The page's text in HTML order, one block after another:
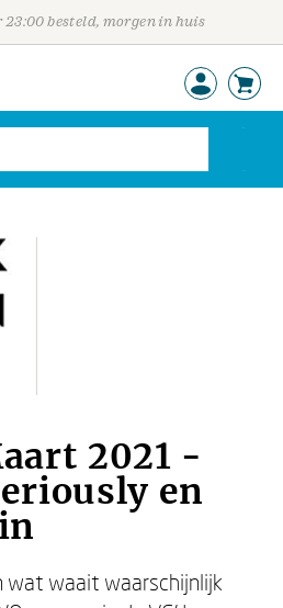
23:00 besteld, morgen in huis
2021 -
en
wat waait waarschijnlijk